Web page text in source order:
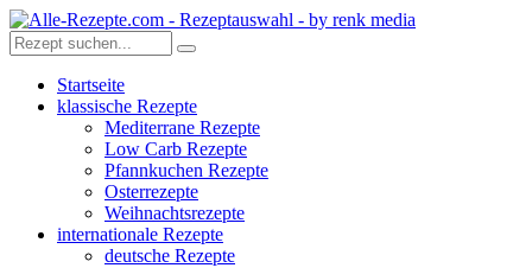
Startseite
klassische Rezepte
Mediterrane Rezepte
Low Carb Rezepte
Pfannkuchen Rezepte
Osterrezepte
Weihnachtsrezepte
internationale Rezepte
deutsche Rezepte